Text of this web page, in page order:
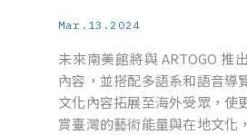
Mar.13.2024
未來南美館將與 ARTOGO 推
內容，並搭配多語系和語音導
文化內容拓展至海外受眾，使
賞臺灣的藝術能量與在地文化